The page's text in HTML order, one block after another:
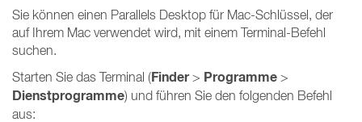
Sie können einen Parallels Desktop für Mac-Schlüssel, der
auf Ihrem Mac verwendet wird, mit einem Terminal-Befehl
suchen.
Starten Sie das Terminal (Finder> Programme >
Dienstprogramme) und führen Sie den folgenden Befehl
aus: